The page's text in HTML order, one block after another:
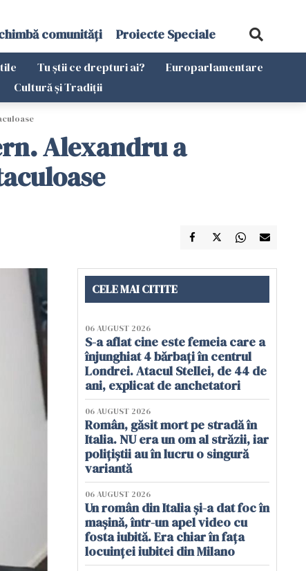
comunități Proiecte Speciale
Tu știi ce drepturi ai?
Europarlamentare
Cultură și Tradiții
Alexandru a
CELE MAI CITITE
06 AUGUST 2026
S-a aflat cine este femeia care a
înjunghiat 4 bărbați în centrul
Londrei. Atacul Stellei, de 44 de
ani, explicat de anchetatori
06 AUGUST 2026
Român, găsit mort pe stradă în
Italia. NU era un om al străzii, iar
polițiștii au în lucru o singură
variantă
06 AUGUST 2026
Un român din Italia și-a dat foc în
mașină, într-un apel video cu
fosta iubită. Era chiar în fața
locuinței iubitei din Milano